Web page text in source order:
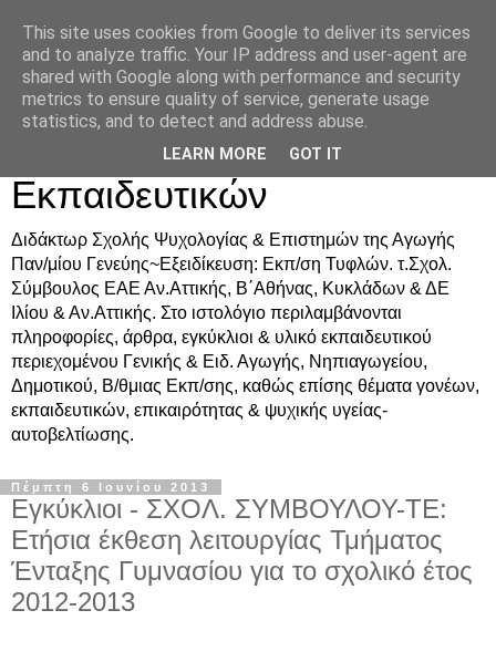
Δρ. Ράνια Χιουρέα-
Συμβουλευτική &
Υποστήριξη Γονέων &
Εκπαιδευτικών
Διδάκτωρ Σχολής Ψυχολογίας & Επιστημών της Αγωγής
Παν/μίου Γενεύης~Εξειδίκευση: Εκπ/ση Τυφλών. τ.Σχολ.
Σύμβουλος ΕΑΕ Αν.Αττικής, Β΄Αθήνας, Κυκλάδων & ΔΕ
Ιλίου & Αν.Αττικής. Στο ιστολόγιο περιλαμβάνονται
πληροφορίες, άρθρα, εγκύκλιοι & υλικό εκπαιδευτικού
περιεχομένου Γενικής & Ειδ. Αγωγής, Νηπιαγωγείου,
Δημοτικού, Β/θμιας Εκπ/σης, καθώς επίσης θέματα γονέων,
εκπαιδευτικών, επικαιρότητας & ψυχικής υγείας-
αυτοβελτίωσης.
Πέμπτη 6 Ιουνίου 2013
Εγκύκλιοι - ΣΧΟΛ. ΣΥΜΒΟΥΛΟΥ-ΤΕ:
Ετήσια έκθεση λειτουργίας Τμήματος
Ένταξης Γυμνασίου για το σχολικό έτος
2012-2013
This site uses cookies from Google to deliver its services
and to analyze traffic. Your IP address and user-agent are
shared with Google along with performance and security
metrics to ensure quality of service, generate usage
statistics, and to detect and address abuse.
LEARN MORE GOT IT